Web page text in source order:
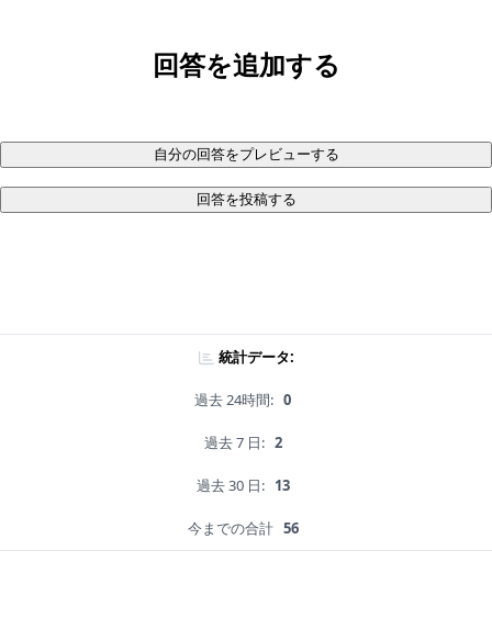
回答を追加する
自分の回答をプレビューする
回答を投稿する
統計データ:
過去 24時間: 0
過去 7 日: 2
過去 30 日: 13
今までの合計 56